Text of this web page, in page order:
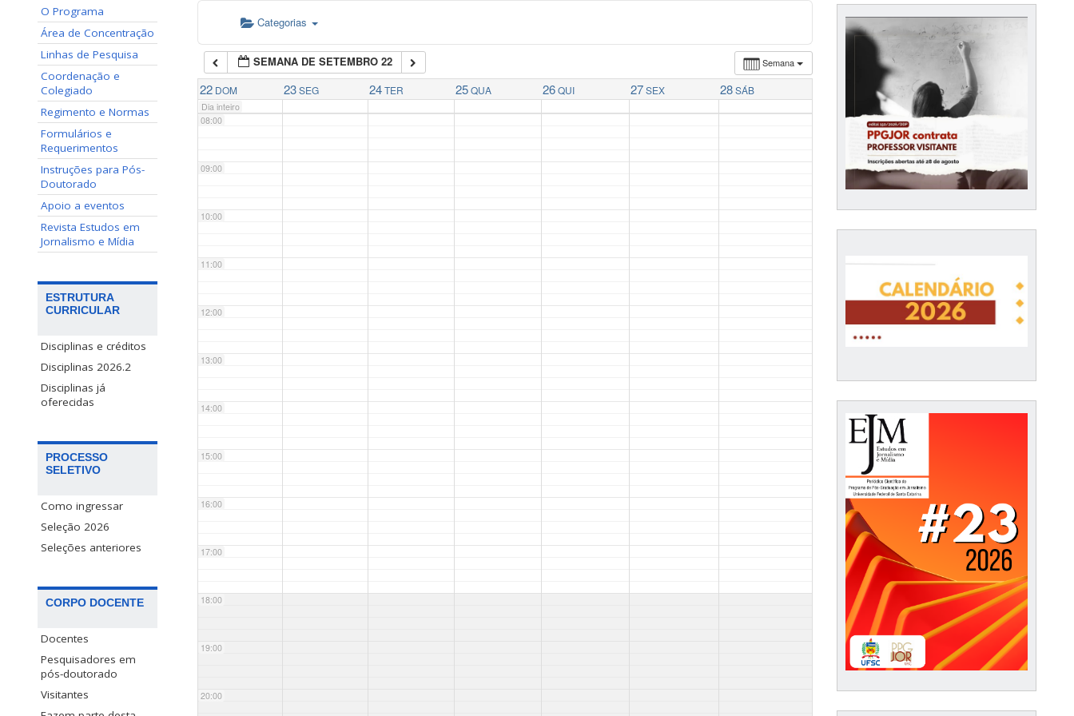
O Programa
Área de Concentração
Linhas de Pesquisa
Coordenação e
Colegiado
Regimento e Normas
Formulários e
Requerimentos
Instruções para Pós-
Doutorado
Apoio a eventos
Revista Estudos em
Jornalismo e Mídia
ESTRUTURA
CURRICULAR
Disciplinas e créditos
Disciplinas 2026.2
Disciplinas já
oferecidas
PROCESSO
SELETIVO
Como ingressar
Seleção 2026
Seleções anteriores
CORPO DOCENTE
Docentes
Pesquisadores em
pós-doutorado
Visitantes
Categorias
Semana
SEMANA DE SETEMBRO 22
22 DOM 23 SEG 24 TER 25 QUA 26 QUI 27 SEX 28 SÁB
Dia inteiro
07:00
08:00
09:00
10:00
11:00
12:00
13:00
14:00
15:00
16:00
17:00
18:00
19:00
20:00